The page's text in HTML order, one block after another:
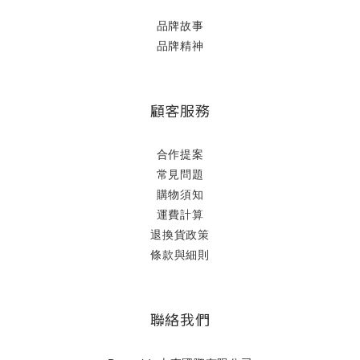
品牌故事
品牌精神
顧客服務
合作提案
常見問題
購物須知
運費計算
退換貨政策
條款與細則
聯絡我們